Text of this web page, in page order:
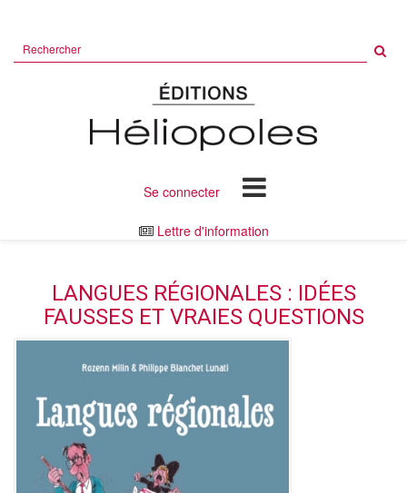
site
Se connecter
Lettre d'information
LANGUES RÉGIONALES : IDÉES
FAUSSES ET VRAIES QUESTIONS